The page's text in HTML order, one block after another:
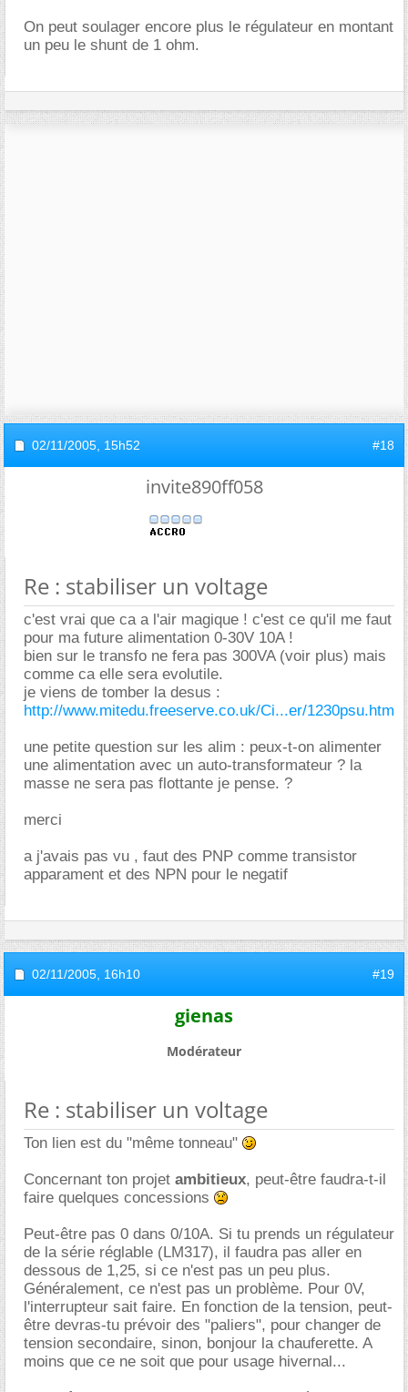
On peut soulager encore plus le régulateur en montant
un peu le shunt de 1 ohm.
02/11/2005, 15h52 #18
invite890ff058
Re : stabiliser un voltage
c'est vrai que ca a l'air magique ! c'est ce qu'il me faut
pour ma future alimentation 0-30V 10A !
bien sur le transfo ne fera pas 300VA (voir plus) mais
comme ca elle sera evolutile.
je viens de tomber la desus :
http://www.mitedu.freeserve.co.uk/Ci...er/1230psu.htm
une petite question sur les alim : peux-t-on alimenter
une alimentation avec un auto-transformateur ? la
masse ne sera pas flottante je pense. ?
merci
a j'avais pas vu , faut des PNP comme transistor
apparament et des NPN pour le negatif
02/11/2005, 16h10 #19
gienas
Modérateur
Re : stabiliser un voltage
Ton lien est du "même tonneau"
Concernant ton projet ambitieux, peut-être faudra-t-il
faire quelques concessions
Peut-être pas 0 dans 0/10A. Si tu prends un régulateur
de la série réglable (LM317), il faudra pas aller en
dessous de 1,25, si ce n'est pas un peu plus.
Généralement, ce n'est pas un problème. Pour 0V,
l'interrupteur sait faire. En fonction de la tension, peut-
être devras-tu prévoir des "paliers", pour changer de
tension secondaire, sinon, bonjour la chauferette. A
moins que ce ne soit que pour usage hivernal...